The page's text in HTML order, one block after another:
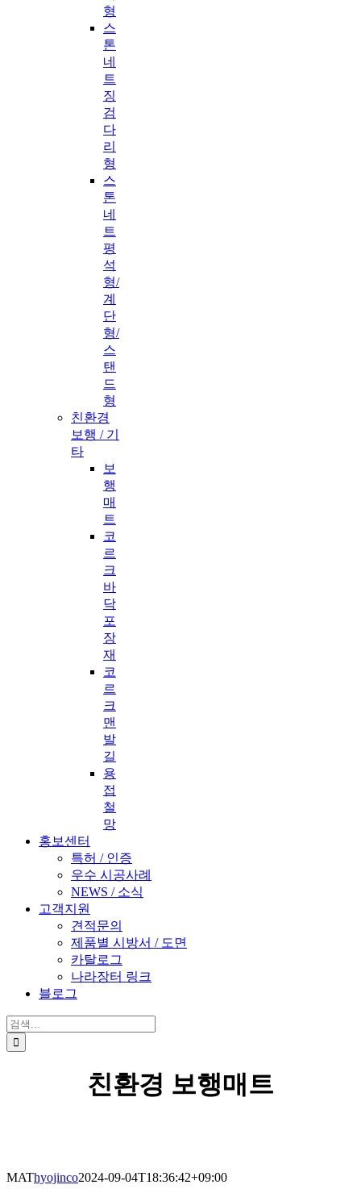
형
스
톤
네
트
징
검
다
리
형
스
톤
네
트
평
석
형/
계
단
형/
스
탠
드
형
친환경
보행 / 기
타
보
행
매
트
코
르
크
바
닥
포
장
재
코
르
크
맨
발
길
용
접
철
망
홍보센터
특허 / 인증
우수 시공사례
NEWS / 소식
고객지원
견적문의
제품별 시방서 / 도면
카탈로그
나라장터 링크
블로그
검
색:
친환경 보행매트
MAThyojinco2024-09-04T18:36:42+09:00